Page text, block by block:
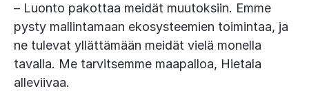
– Luonto pakottaa meidät muutoksiin. Emme
pysty mallintamaan ekosysteemien toimintaa, ja
ne tulevat yllättämään meidät vielä monella
tavalla. Me tarvitsemme maapalloa, Hietala
alleviivaa.